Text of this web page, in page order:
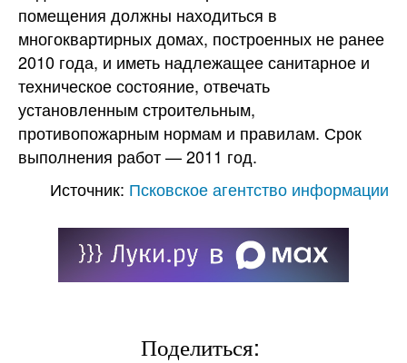
помещения должны находиться в
многоквартирных домах, построенных не ранее
2010 года, и иметь надлежащее санитарное и
техническое состояние, отвечать
установленным строительным,
противопожарным нормам и правилам. Срок
выполнения работ — 2011 год.
Источник: Псковское агентство информации
Поделиться: